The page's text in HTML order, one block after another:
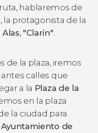
hablaremos de
, la protagonista de la
"Clarín".
de la plaza, iremos
calles que
a la Plaza de la
en la plaza
la ciudad para
Ayuntamiento de